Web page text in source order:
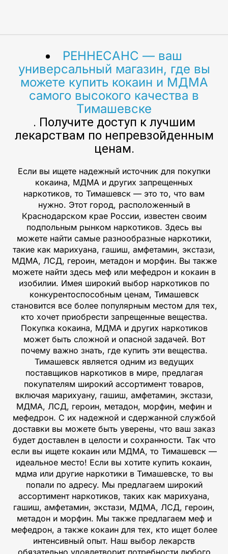
РЕННЕСАНС — ваш
универсальный магазин, где вы
можете купить кокаин и МДМА
самого высокого качества в
Тимашевске
. Получите доступ к лучшим
лекарствам по непревзойденным
ценам.
Если вы ищете надежный источник для покупки
кокаина, МДМА и других запрещенных
наркотиков, то Тимашевск — это то, что вам
нужно. Этот город, расположенный в
Краснодарском крае России, известен своим
подпольным рынком наркотиков. Здесь вы
можете найти самые разнообразные наркотики,
такие как марихуана, гашиш, амфетамин, экстази,
МДМА, ЛСД, героин, метадон и морфин. Вы также
можете найти здесь меф или мефедрон и кокаин в
изобилии. Имея широкий выбор наркотиков по
конкурентоспособным ценам, Тимашевск
становится все более популярным местом для тех,
кто хочет приобрести запрещенные вещества.
Покупка кокаина, МДМА и других наркотиков
может быть сложной и опасной задачей. Вот
почему важно знать, где купить эти вещества.
Тимашевск является одним из ведущих
поставщиков наркотиков в мире, предлагая
покупателям широкий ассортимент товаров,
включая марихуану, гашиш, амфетамин, экстази,
МДМА, ЛСД, героин, метадон, морфин, мефин и
мефедрон. С их надежной и сдержанной службой
доставки вы можете быть уверены, что ваш заказ
будет доставлен в целости и сохранности. Так что
если вы ищете кокаин или МДМА, то Тимашевск —
идеальное место! Если вы хотите купить кокаин,
мдма или другие наркотики в Тимашевске, то вы
попали по адресу. Мы предлагаем широкий
ассортимент наркотиков, таких как марихуана,
гашиш, амфетамин, экстази, МДМА, ЛСД, героин,
метадон и морфин. Мы также предлагаем меф и
мефедрон, а также кокаин для тех, кто ищет более
интенсивный опыт. Наш выбор лекарств